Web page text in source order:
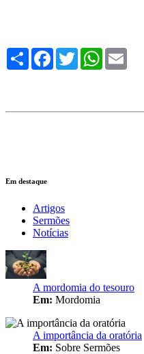
Compartilhe
Facebook
TwitterWhatsApp
Em destaque
Artigos
Sermões
Notícias
A mordomia do tesouro
Em: Mordomia
A importância da oratória
Em: Sobre Sermões